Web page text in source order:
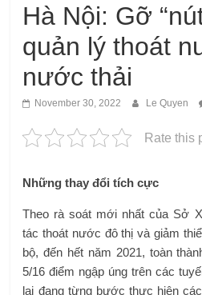
Hà Nội: Gỡ
quản lý thoát
nước thải
November 30, 2022 Le Quyen
Rate this
Những thay đổi tích cực
Theo rà soát mới nhất của Sở
tác thoát nước đô thị và giảm
bộ, đến hết năm 2021, toàn
5/16 điểm ngập úng trên các
lại đang từng bước thực hiện